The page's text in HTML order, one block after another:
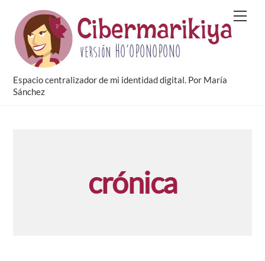
content
Espacio centralizador de mi identidad digital. Por María
Sánchez
crónica